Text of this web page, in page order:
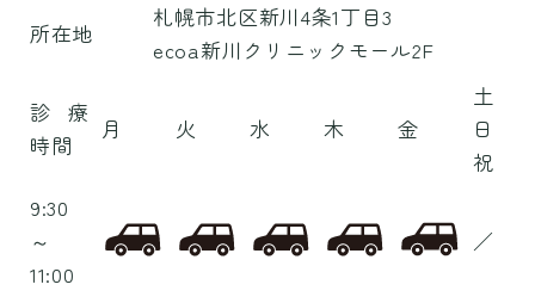
所在地
札幌市北区新川4条1丁目3
ecoa新川クリニックモール2F
診療
時間
月 火 水 木 金
土
日
祝
9:30
～
11:00
／